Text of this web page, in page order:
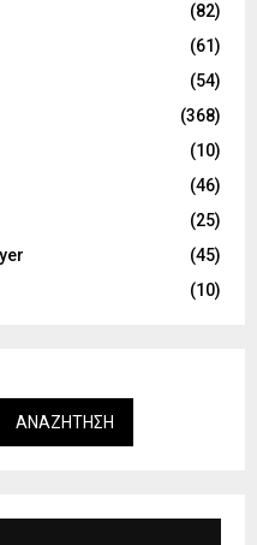
(82)
(61)
(54)
(368)
(10)
(46)
(25)
(45)
(10)
ΑΝΑΖΉΤΗΣΗ